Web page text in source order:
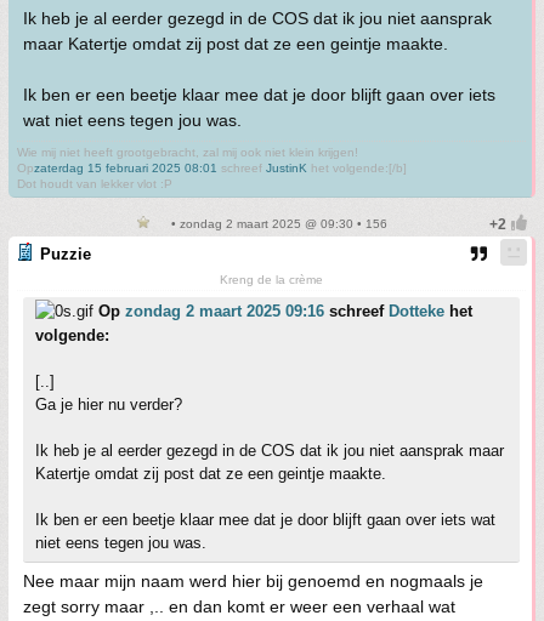
Ik heb je al eerder gezegd in de COS dat ik jou niet aansprak
maar Katertje omdat zij post dat ze een geintje maakte.
Ik ben er een beetje klaar mee dat je door blijft gaan over iets
wat niet eens tegen jou was.
Wie mij niet heeft grootgebracht, zal mij ook niet klein krijgen!
Opzaterdag 15 februari 2025 08:01 schreef JustinK het volgende:[/b]
Dot houdt van lekker vlot :P
• zondag 2 maart 2025 @ 09:30 • 156
Puzzie
Kreng de la crème
Op zondag 2 maart 2025 09:16 schreef Dotteke het
volgende:
[..]
Ga je hier nu verder?
Ik heb je al eerder gezegd in de COS dat ik jou niet aansprak maar
Katertje omdat zij post dat ze een geintje maakte.
Ik ben er een beetje klaar mee dat je door blijft gaan over iets wat
niet eens tegen jou was.
Nee maar mijn naam werd hier bij genoemd en nogmaals je
zegt sorry maar ,.. en dan komt er weer een verhaal wat